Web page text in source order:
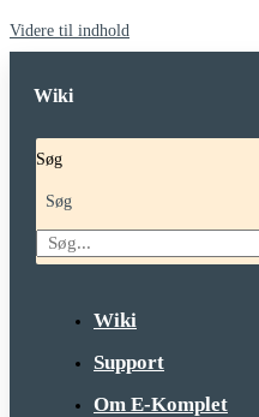
Videre til indhold
Wiki
Søg
Søg
Wiki
Support
Om E-Komplet